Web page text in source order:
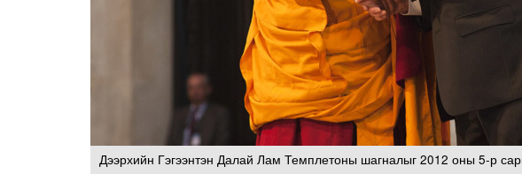
Дээрхийн Гэгээнтэн Далай Лам Темплетоны шагналыг 2012 оны 5-р